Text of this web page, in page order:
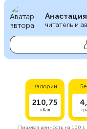
читатель и
Калории
210,75
кКал
Пищевая ценность на 100 г.